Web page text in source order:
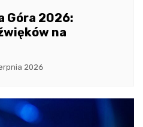
Góra 2026:
na
2026